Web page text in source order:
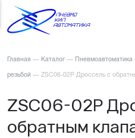
Главная — Каталог — Пневмоавтоматика
резьбой — ZSC06-02P Дроссель с
ZSC06-02P
обратным